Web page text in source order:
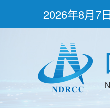
2026年8月7